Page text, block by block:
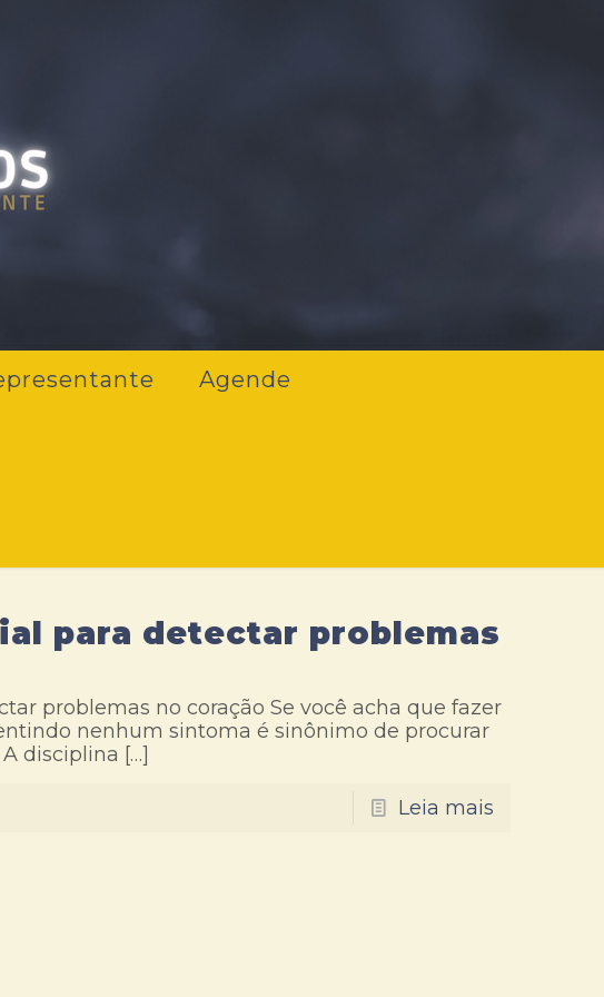
Agende
para detectar problemas
problemas no coração Se você acha que fazer
nenhum sintoma é sinônimo de procurar
disciplina […]
Leia mais